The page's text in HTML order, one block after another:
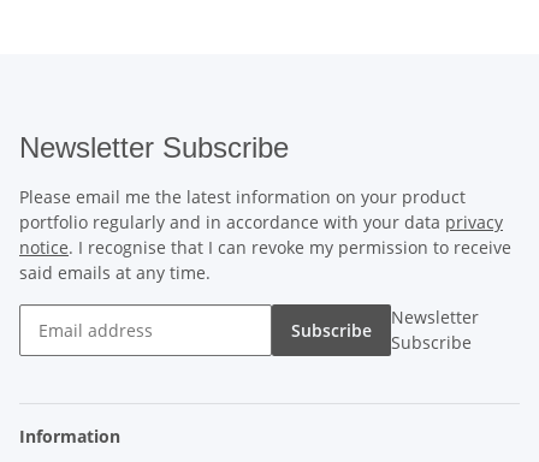
Newsletter Subscribe
Please email me the latest information on your product
portfolio regularly and in accordance with your data privacy
notice. I recognise that I can revoke my permission to receive
said emails at any time.
Subscribe
Newsletter
Subscribe
Information